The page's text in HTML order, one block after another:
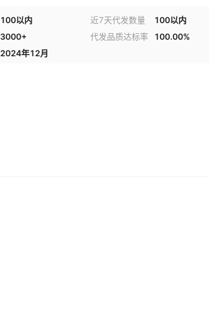
100以内 近7天代发数量
100以内
3000+ 代发品质达标率
100.00%
2024年12月